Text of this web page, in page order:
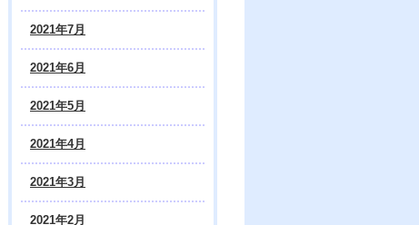
2021年7月
2021年6月
2021年5月
2021年4月
2021年3月
2021年2月